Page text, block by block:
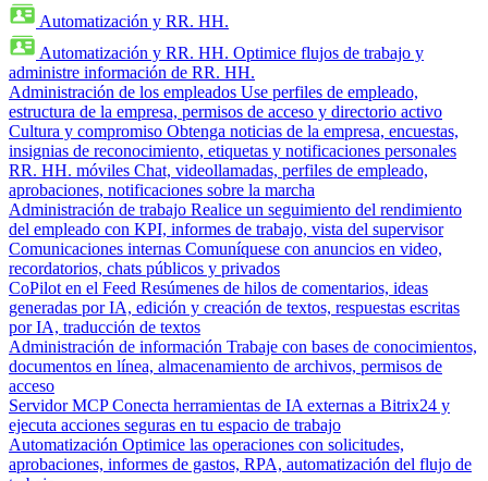
Automatización y RR. HH.
Automatización y RR. HH. Optimice flujos de trabajo y
administre información de RR. HH.
Administración de los empleados Use perfiles de empleado,
estructura de la empresa, permisos de acceso y directorio activo
Cultura y compromiso Obtenga noticias de la empresa, encuestas,
insignias de reconocimiento, etiquetas y notificaciones personales
RR. HH. móviles Chat, videollamadas, perfiles de empleado,
aprobaciones, notificaciones sobre la marcha
Administración de trabajo Realice un seguimiento del rendimiento
del empleado con KPI, informes de trabajo, vista del supervisor
Comunicaciones internas Comuníquese con anuncios en video,
recordatorios, chats públicos y privados
CoPilot en el Feed Resúmenes de hilos de comentarios, ideas
generadas por IA, edición y creación de textos, respuestas escritas
por IA, traducción de textos
Administración de información Trabaje con bases de conocimientos,
documentos en línea, almacenamiento de archivos, permisos de
acceso
Servidor MCP Conecta herramientas de IA externas a Bitrix24 y
ejecuta acciones seguras en tu espacio de trabajo
Automatización Optimice las operaciones con solicitudes,
aprobaciones, informes de gastos, RPA, automatización del flujo de